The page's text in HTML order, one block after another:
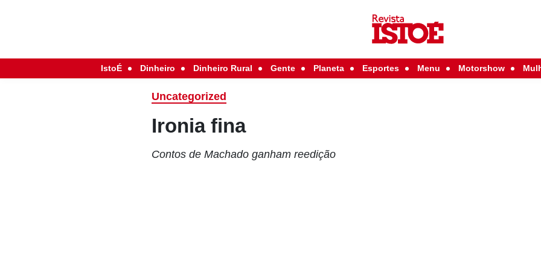
IstoÉ Dinheiro Dinheiro Rural Gente Planeta Esportes Menu Motorshow
Uncategorized
Ironia fina
Contos de Machado ganham reedição